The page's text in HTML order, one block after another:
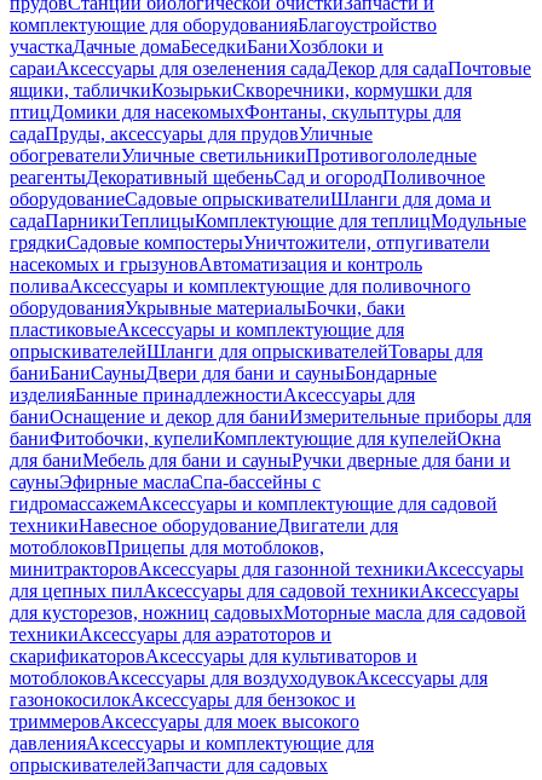
комплектующие для оборудованияБлагоустройство
участкаДачные домаБеседкиБаниХозблоки и
сараиАксессуары для озеленения садаДекор для садаПочтовые
ящики, табличкиКозырькиСкворечники, кормушки для
птицДомики для насекомыхФонтаны, скульптуры для
садаПруды, аксессуары для прудовУличные
обогревателиУличные светильникиПротивогололедные
реагентыДекоративный щебеньСад и огородПоливочное
оборудованиеСадовые опрыскивателиШланги для дома и
садаПарникиТеплицыКомплектующие для теплицМодульные
грядкиСадовые компостерыУничтожители, отпугиватели
насекомых и грызуновАвтоматизация и контроль
поливаАксессуары и комплектующие для поливочного
оборудованияУкрывные материалыБочки, баки
пластиковыеАксессуары и комплектующие для
опрыскивателейШланги для опрыскивателейТовары для
баниБаниСауныДвери для бани и сауныБондарные
изделияБанные принадлежностиАксессуары для
баниОснащение и декор для баниИзмерительные приборы для
баниФитобочки, купелиКомплектующие для купелейОкна
для баниМебель для бани и сауныРучки дверные для бани и
сауныЭфирные маслаСпа-бассейны с
гидромассажемАксессуары и комплектующие для садовой
техникиНавесное оборудованиеДвигатели для
мотоблоковПрицепы для мотоблоков,
минитракторовАксессуары для газонной техникиАксессуары
для цепных пилАксессуары для садовой техникиАксессуары
для кусторезов, ножниц садовыхМоторные масла для садовой
техникиАксессуары для аэратоторов и
скарификаторовАксессуары для культиваторов и
мотоблоковАксессуары для воздуходувокАксессуары для
газонокосилокАксессуары для бензокос и
триммеровАксессуары для моек высокого
давленияАксессуары и комплектующие для
опрыскивателейЗапчасти для садовых